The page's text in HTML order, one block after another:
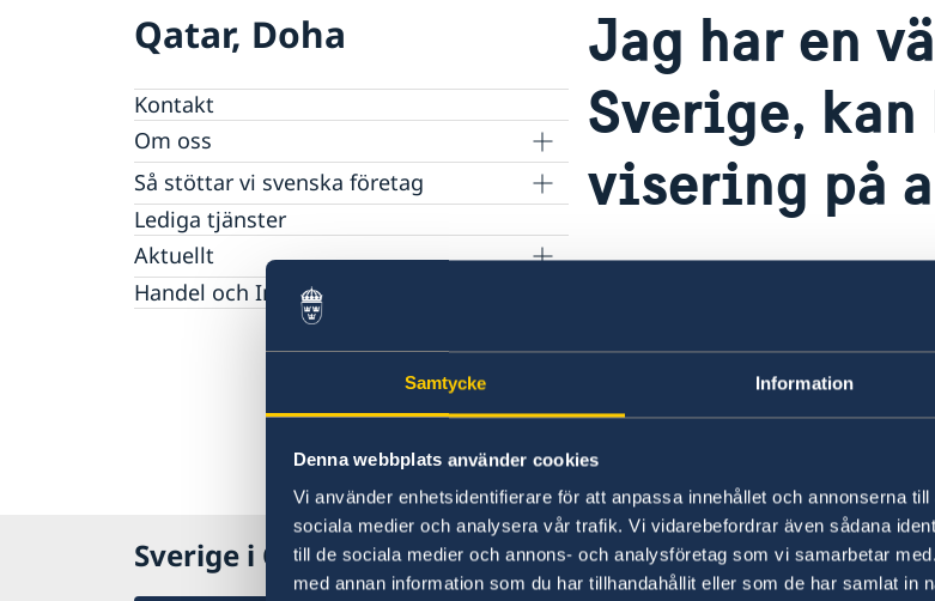
Samtycke Information
Denna webbplats använder cookies
Vi använder enhetsidentifierare för att anpassa innehållet och annonserna
sociala medier och analysera vår trafik. Vi vidarebefordrar även sådana
till de sociala medier och annons- och analysföretag som vi samarbetar
med annan information som du har tillhandahållit eller som de har samlat in
Qatar, Doha
Kontakt
Om oss
Ambassadens Personal
Så stöttar vi svenska företag
Vi är en resurs för svenska företag
Team Sweden
Så kan du få stöd
Svenska företag i
Anmäl handelshinder
Lediga tjänster
Aktuellt
Nyheter
Handel och Investeringar
Jag har en
Sverige, kan
visering på
Nederländernas ambassad i
Sverige. Ansökningar om
externa leverantören VFS
steg anvisning om hur du kan
Senast uppdaterad 16 juni 2022, 14.13
Sverige i Qatar, Doha